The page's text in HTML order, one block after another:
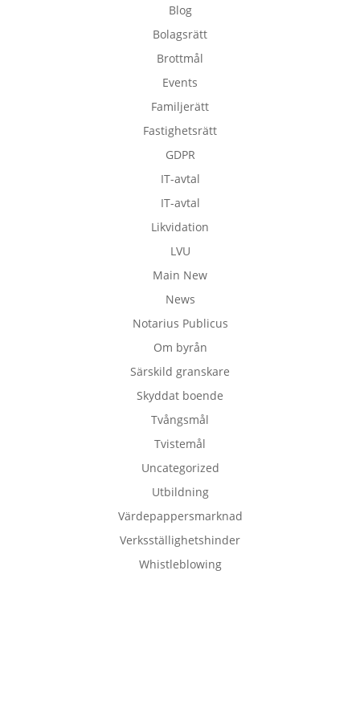
Blog
Bolagsrätt
Brottmål
Events
Familjerätt
Fastighetsrätt
GDPR
IT-avtal
IT-avtal
Likvidation
LVU
Main New
News
Notarius Publicus
Om byrån
Särskild granskare
Skyddat boende
Tvångsmål
Tvistemål
Uncategorized
Utbildning
Värdepappersmarknad
Verksställighetshinder
Whistleblowing